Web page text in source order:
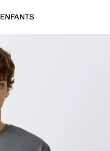
ENFANTS